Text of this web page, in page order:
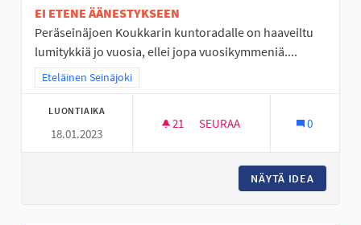
EI ETENE ÄÄNESTYKSEEN
Peräseinäjoen Koukkarin kuntoradalle on haaveiltu
lumitykkiä jo vuosia, ellei jopa vuosikymmeniä....
Rajaa tulokset teeman mukaan: Eteläinen Seinäjoki
Eteläinen Seinäjoki
LUONTIAIKA
18.01.2023
21 21 SEURAAJAA
SEURAA 0
NÄYTÄ IDEA